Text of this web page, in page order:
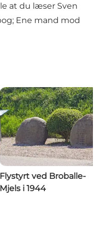
at du læser Sven
Ene mand mod
Flystyrt ved Broballe-
Mjels i 1944